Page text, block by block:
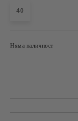
40
Няма наличност